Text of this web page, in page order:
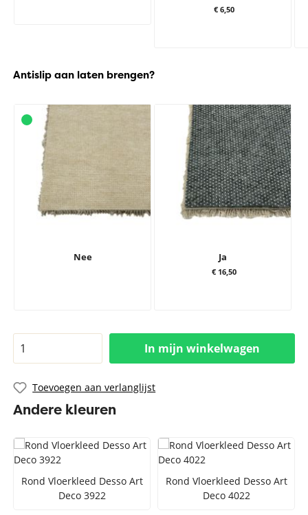
€ 6,50
Antislip aan laten brengen?
Nee Ja
€ 16,50
In mijn winkelwagen
Toevoegen aan verlanglijst
Andere kleuren
Rond Vloerkleed Desso Art
Deco 3922
Rond Vloerkleed Desso Art
Deco 4022